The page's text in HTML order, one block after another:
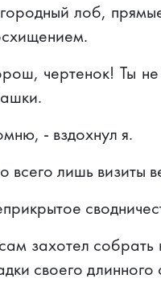
лоб,
чертенок! Ты
- вздохнул я.
всего лишь визиты
захотел
своего длинного